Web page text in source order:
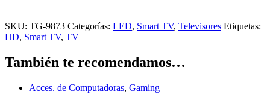
SKU: TG-9873 Categorías: LED, Smart TV, Televisores Etiquetas:
HD, Smart TV, TV
También te recomendamos…
Acces. de Computadoras, Gaming